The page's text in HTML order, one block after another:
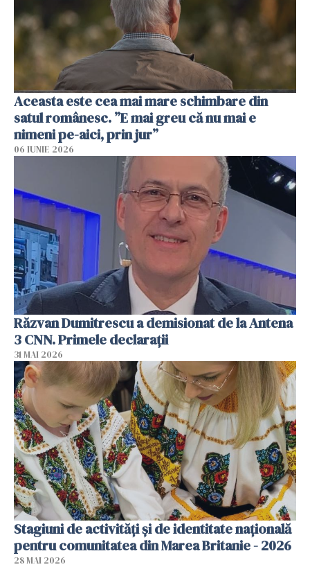
Aceasta este cea mai mare schimbare din
satul românesc. ”E mai greu că nu mai e
nimeni pe-aici, prin jur”
06 IUNIE 2026
Răzvan Dumitrescu a demisionat de la Antena
3 CNN. Primele declarații
31 MAI 2026
Stagiuni de activități și de identitate națională
pentru comunitatea din Marea Britanie - 2026
28 MAI 2026